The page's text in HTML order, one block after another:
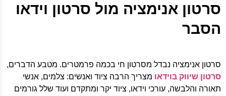
סרטון אנימציה מול סרטון וידאו
הסבר
סרטון אנימציה נבדל מסרטון חי בכמה פרמטרים. מטבע הדברים,
סרטון שיווק בוידאו מצריך הרבה ציוד ואנשים: צלמים, אנשי
תאורה והלבשה, עורכי וידאו, ציוד יקר ומתקדם ועוד שלל גורמים